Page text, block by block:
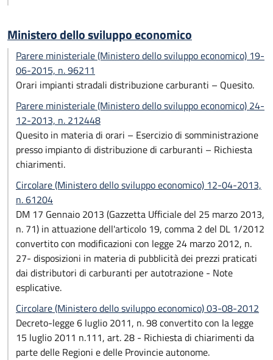
Ministero dello sviluppo economico
Parere ministeriale (Ministero dello sviluppo economico) 19-
06-2015, n. 96211
Orari impianti stradali distribuzione carburanti – Quesito.
Parere ministeriale (Ministero dello sviluppo economico) 24-
12-2013, n. 212448
Quesito in materia di orari – Esercizio di somministrazione
presso impianto di distribuzione di carburanti – Richiesta
chiarimenti.
Circolare (Ministero dello sviluppo economico) 12-04-2013,
n. 61204
DM 17 Gennaio 2013 (Gazzetta Ufficiale del 25 marzo 2013,
n. 71) in attuazione dell'articolo 19, comma 2 del DL 1/2012
convertito con modificazioni con legge 24 marzo 2012, n.
27- disposizioni in materia di pubblicità dei prezzi praticati
dai distributori di carburanti per autotrazione - Note
esplicative.
Circolare (Ministero dello sviluppo economico) 03-08-2012
Decreto-legge 6 luglio 2011, n. 98 convertito con la legge
15 luglio 2011 n.111, art. 28 - Richiesta di chiarimenti da
parte delle Regioni e delle Provincie autonome.